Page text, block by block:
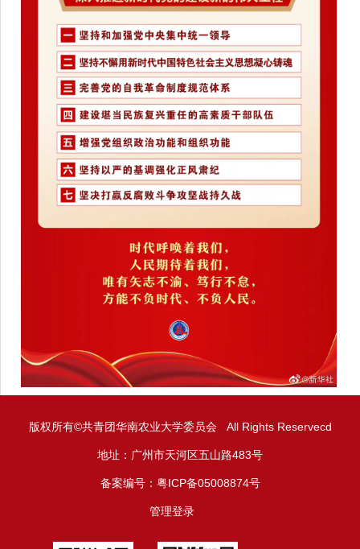
版权所有©共青团华南农业大学委员会 All Rights Reservecd
地址：广州市天河区五山路483号
备案编号：粤ICP备05008874号
管理登录